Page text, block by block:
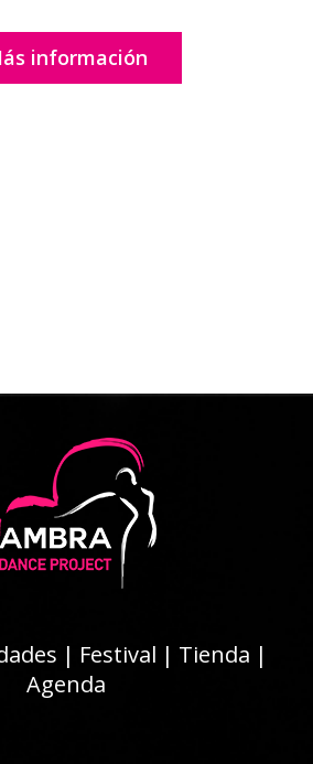
información
| Festival | Tienda |
Agenda